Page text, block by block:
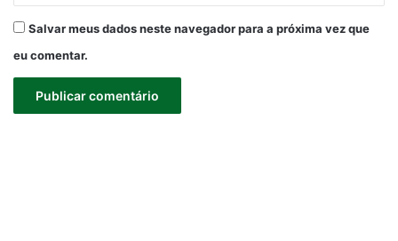
Salvar meus dados neste navegador para a próxima vez que
eu comentar.